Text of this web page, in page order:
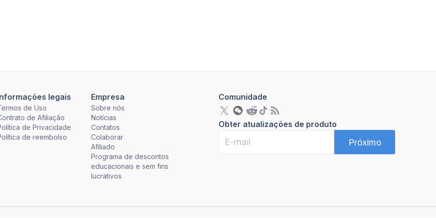
legais
de Uso
de Afiliação
de Privacidade
de reembolso
Empresa
Sobre nós
Notícias
Contatos
Colaborar
Afiliado
Programa de descontos
educacionais e sem fins
lucrativos
Comunidade
Obter atualizações de produto
Próximo